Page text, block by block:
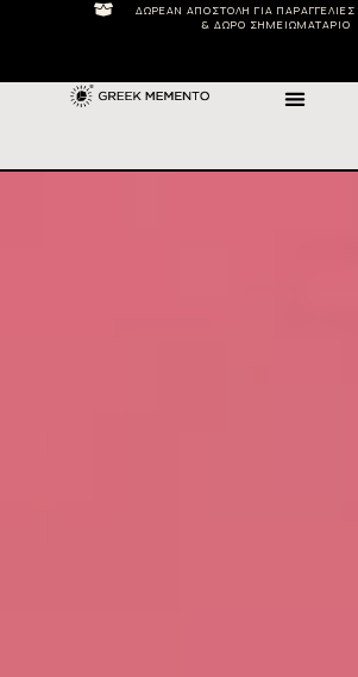
ΔΩΡΕΆΝ ΑΠΟΣΤΟΛΉ ΓΙΑ
& ΔΏΡΟ ΣΗΜΕΙΩΜΑΤΆΡΙΟ